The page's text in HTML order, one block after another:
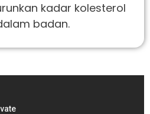
kadar kolesterol
badan.